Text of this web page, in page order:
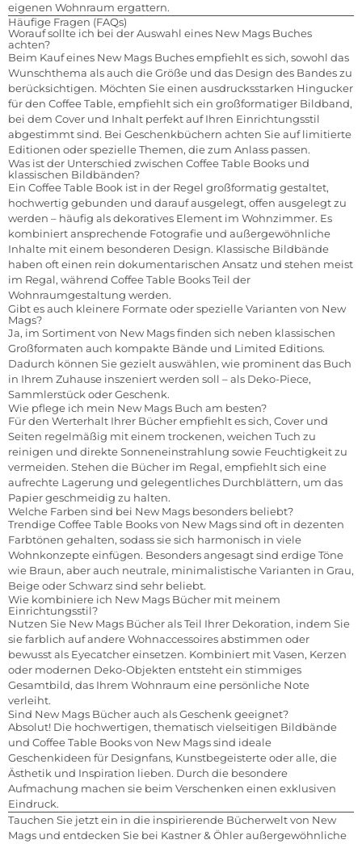
eigenen Wohnraum ergattern.
Häufige Fragen (FAQs)
Worauf sollte ich bei der Auswahl eines New Mags Buches
achten?
Beim Kauf eines New Mags Buches empfiehlt es sich, sowohl das
Wunschthema als auch die Größe und das Design des Bandes zu
berücksichtigen. Möchten Sie einen ausdrucksstarken Hingucker
für den Coffee Table, empfiehlt sich ein großformatiger Bildband,
bei dem Cover und Inhalt perfekt auf Ihren Einrichtungsstil
abgestimmt sind. Bei Geschenkbüchern achten Sie auf limitierte
Editionen oder spezielle Themen, die zum Anlass passen.
Was ist der Unterschied zwischen Coffee Table Books und
klassischen Bildbänden?
Ein Coffee Table Book ist in der Regel großformatig gestaltet,
hochwertig gebunden und darauf ausgelegt, offen ausgelegt zu
werden – häufig als dekoratives Element im Wohnzimmer. Es
kombiniert ansprechende Fotografie und außergewöhnliche
Inhalte mit einem besonderen Design. Klassische Bildbände
haben oft einen rein dokumentarischen Ansatz und stehen meist
im Regal, während Coffee Table Books Teil der
Wohnraumgestaltung werden.
Gibt es auch kleinere Formate oder spezielle Varianten von New
Mags?
Ja, im Sortiment von New Mags finden sich neben klassischen
Großformaten auch kompakte Bände und Limited Editions.
Dadurch können Sie gezielt auswählen, wie prominent das Buch
in Ihrem Zuhause inszeniert werden soll – als Deko-Piece,
Sammlerstück oder Geschenk.
Wie pflege ich mein New Mags Buch am besten?
Für den Werterhalt Ihrer Bücher empfiehlt es sich, Cover und
Seiten regelmäßig mit einem trockenen, weichen Tuch zu
reinigen und direkte Sonneneinstrahlung sowie Feuchtigkeit zu
vermeiden. Stehen die Bücher im Regal, empfiehlt sich eine
aufrechte Lagerung und gelegentliches Durchblättern, um das
Papier geschmeidig zu halten.
Welche Farben sind bei New Mags besonders beliebt?
Trendige Coffee Table Books von New Mags sind oft in dezenten
Farbtönen gehalten, sodass sie sich harmonisch in viele
Wohnkonzepte einfügen. Besonders angesagt sind erdige Töne
wie Braun, aber auch neutrale, minimalistische Varianten in Grau,
Beige oder Schwarz sind sehr beliebt.
Wie kombiniere ich New Mags Bücher mit meinem
Einrichtungsstil?
Nutzen Sie New Mags Bücher als Teil Ihrer Dekoration, indem Sie
sie farblich auf andere Wohnaccessoires abstimmen oder
bewusst als Eyecatcher einsetzen. Kombiniert mit Vasen, Kerzen
oder modernen Deko-Objekten entsteht ein stimmiges
Gesamtbild, das Ihrem Wohnraum eine persönliche Note
verleiht.
Sind New Mags Bücher auch als Geschenk geeignet?
Absolut! Die hochwertigen, thematisch vielseitigen Bildbände
und Coffee Table Books von New Mags sind ideale
Geschenkideen für Designfans, Kunstbegeisterte oder alle, die
Ästhetik und Inspiration lieben. Durch die besondere
Aufmachung machen sie beim Verschenken einen exklusiven
Eindruck.
Tauchen Sie jetzt ein in die inspirierende Bücherwelt von New
Mags und entdecken Sie bei Kastner & Öhler außergewöhnliche